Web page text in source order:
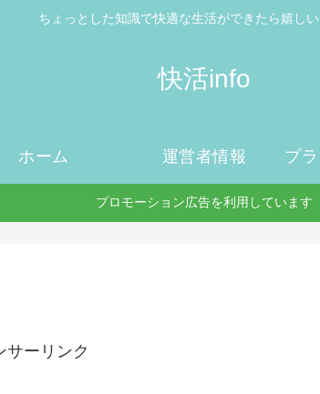
ちょっとした知識で快適な生活ができたら嬉しい
快活info
ホーム 運営者情報
プロモーション広告を利用しています
サーリンク